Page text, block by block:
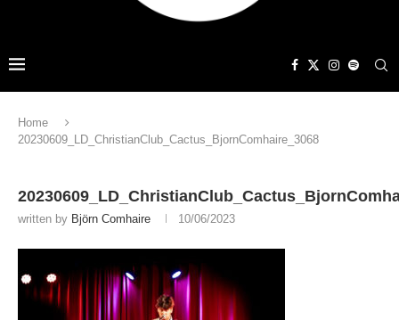
Home
20230609_LD_ChristianClub_Cactus_BjornComhaire_3068
written by Björn Comhaire 10/06/2023